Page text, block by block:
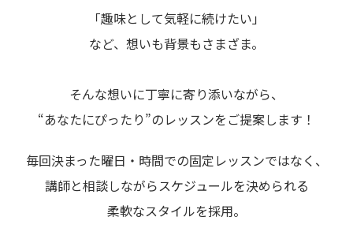
「趣味として気軽に続けたい」
など、想いも背景もさまざま。
そんな想いに丁寧に寄り添いながら、
“あなたにぴったり”のレッスンをご提案します！
毎回決まった曜日・時間での固定レッスンではなく、
講師と相談しながらスケジュールを決められる
柔軟なスタイルを採用。